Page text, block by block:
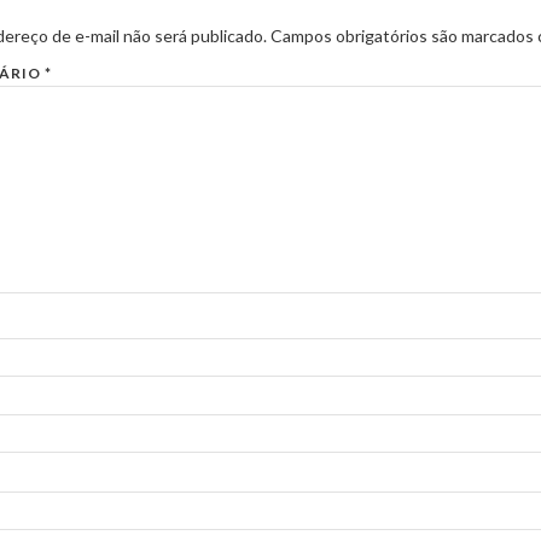
de e-mail não será publicado.Campos obrigatórios são marcados
*